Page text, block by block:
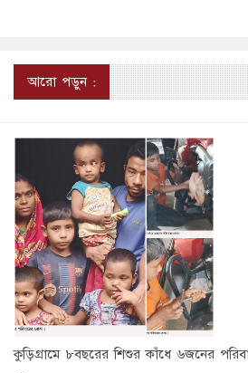
আরো পড়ুন :
কুড়িগ্রামে ৮বছরের শিশুর কাঁধে ৬জনের